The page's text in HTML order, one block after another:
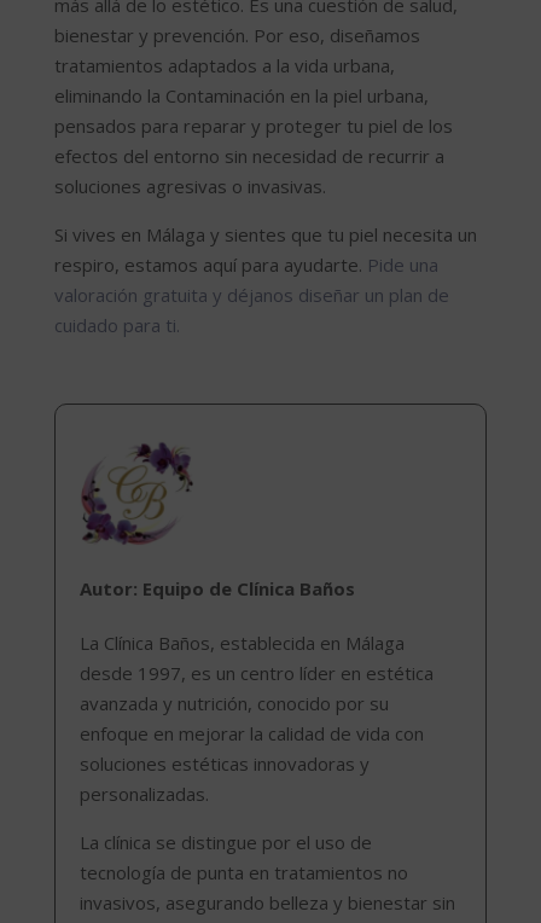
más allá de lo estético. Es una cuestión de salud,
bienestar y prevención. Por eso, diseñamos
tratamientos adaptados a la vida urbana,
eliminando la Contaminación en la piel urbana,
pensados para reparar y proteger tu piel de los
efectos del entorno sin necesidad de recurrir a
soluciones agresivas o invasivas.
Si vives en Málaga y sientes que tu piel necesita un
respiro, estamos aquí para ayudarte. Pide una
valoración gratuita y déjanos diseñar un plan de
cuidado para ti.
Autor: Equipo de Clínica Baños
La Clínica Baños, establecida en Málaga
desde 1997, es un centro líder en estética
avanzada y nutrición, conocido por su
enfoque en mejorar la calidad de vida con
soluciones estéticas innovadoras y
personalizadas.
La clínica se distingue por el uso de
tecnología de punta en tratamientos no
invasivos, asegurando belleza y bienestar sin